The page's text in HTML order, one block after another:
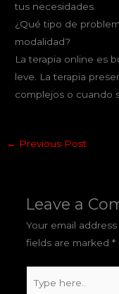
tus necesidades.
¿Qué tipo de
modalidad?
La terapia online es
leve. La terapia
complejos o cuando
← Previous Post
Leave a
Your email
fields are marked *
here..